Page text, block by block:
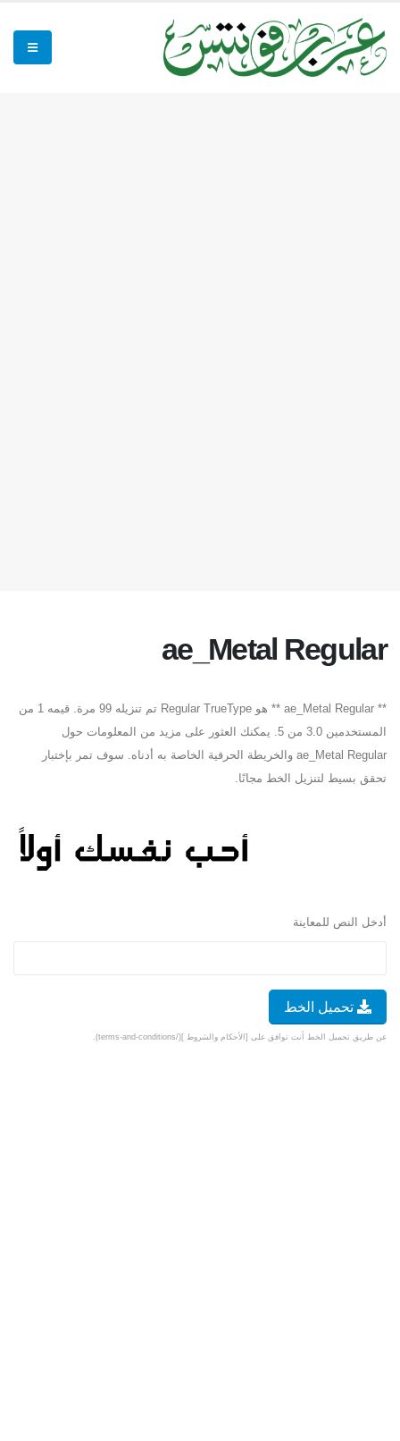
ae_Metal Regular
** ae_Metal Regular ** هو Regular TrueType تم تنزيله 99 مرة. قيمه 1 من
المستخدمين 3.0 من 5. يمكنك العثور على مزيد من المعلومات حول
ae_Metal Regular والخريطة الحرفية الخاصة به أدناه. سوف تمر بإختبار
تحقق بسيط لتنزيل الخط مجانًا.
أدخل النص للمعاينة
تحميل الخط
عن طريق تحميل الخط أنت توافق على [الأحكام والشروط ](/terms-and-conditions).